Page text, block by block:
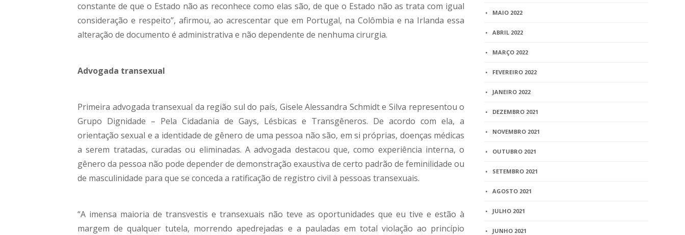
constante de que o Estado não as reconhece como elas são, de que o Estado não as trata com igual
consideração e respeito”, afirmou, ao acrescentar que em Portugal, na Colômbia e na Irlanda essa
alteração de documento é administrativa e não dependente de nenhuma cirurgia.
Advogada transexual
Primeira advogada transexual da região sul do país, Gisele Alessandra Schmidt e Silva representou o
Grupo Dignidade – Pela Cidadania de Gays, Lésbicas e Transgêneros. De acordo com ela, a
orientação sexual e a identidade de gênero de uma pessoa não são, em si próprias, doenças médicas
a serem tratadas, curadas ou eliminadas. A advogada destacou que, como experiência interna, o
gênero da pessoa não pode depender de demonstração exaustiva de certo padrão de feminilidade ou
de masculinidade para que se conceda a ratificação de registro civil à pessoas transexuais.
“A imensa maioria de transvestis e transexuais não teve as oportunidades que eu tive e estão à
margem de qualquer tutela, morrendo apedrejadas e a pauladas em total violação ao princípio
MAIO 2022
ABRIL 2022
MARÇO 2022
FEVEREIRO 2022
JANEIRO 2022
DEZEMBRO 2021
NOVEMBRO 2021
OUTUBRO 2021
SETEMBRO 2021
AGOSTO 2021
JULHO 2021
JUNHO 2021